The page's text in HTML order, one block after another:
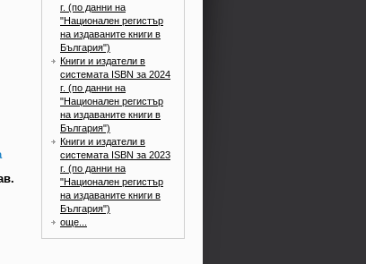
г. (по данни на
"Национален регистър
на издаваните книги в
България")
Книги и издатели в
системата ISBN за 2024
г. (по данни на
"Национален регистър
на издаваните книги в
България")
Книги и издатели в
системата ISBN за 2023
г. (по данни на
"Национален регистър
на издаваните книги в
България")
още...